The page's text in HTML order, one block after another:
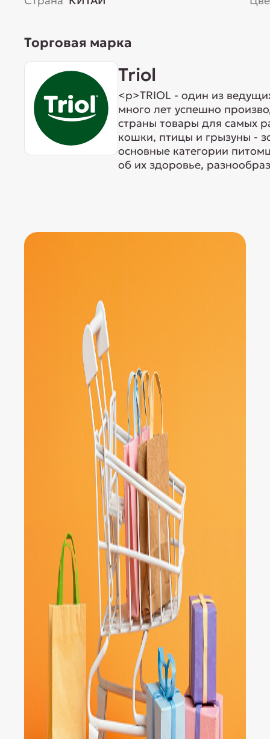
Торговая марка
Triol
<p>TRIOL - один из
много лет успешно
страны товары для самых
кошки, птицы и грызуны -
основные категории
об их здоровье,